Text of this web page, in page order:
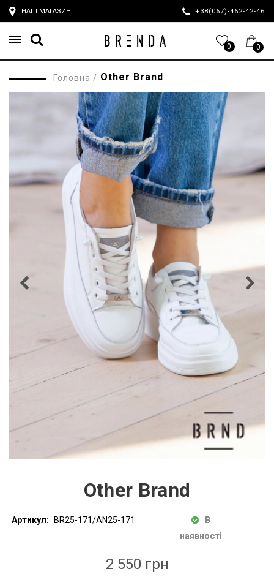
НАШ МАГАЗИН +38(067)-462-42-46
0 0
Головна / Other Brand
Other Brand
Артикул: BR25-171/AN25-171
В
наявності
2 550 грн